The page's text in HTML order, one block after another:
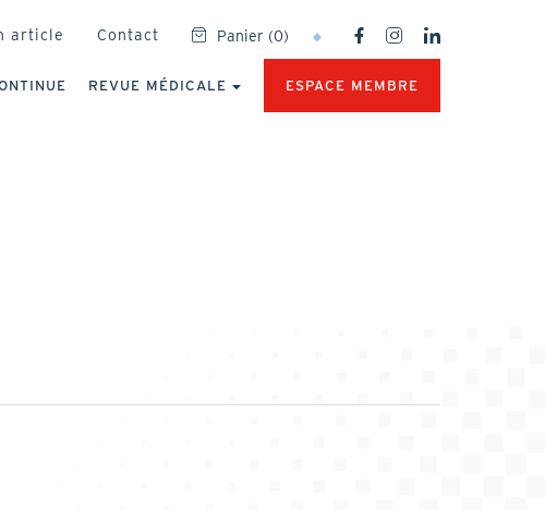
article Contact Panier (0)
SOCIAL
NETWORKS
REVUE MÉDICALE ESPACE MEMBRE